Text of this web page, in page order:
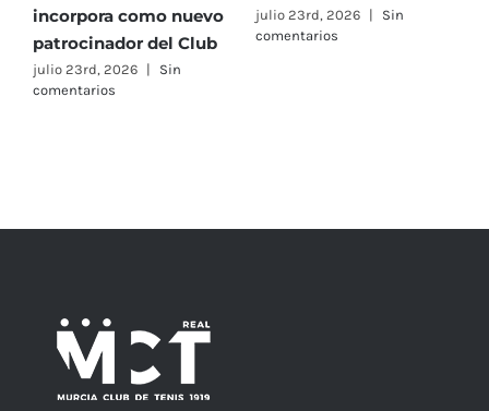
incorpora como nuevo
patrocinador del Club
julio 23rd, 2026 |
Sin
comentarios
julio 23rd, 2026 |
Sin
comentarios